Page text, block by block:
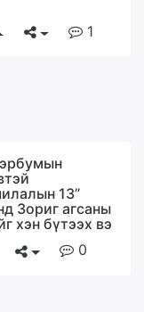
1
13”
Зориг агсаны
хэн бүтээх вэ
0